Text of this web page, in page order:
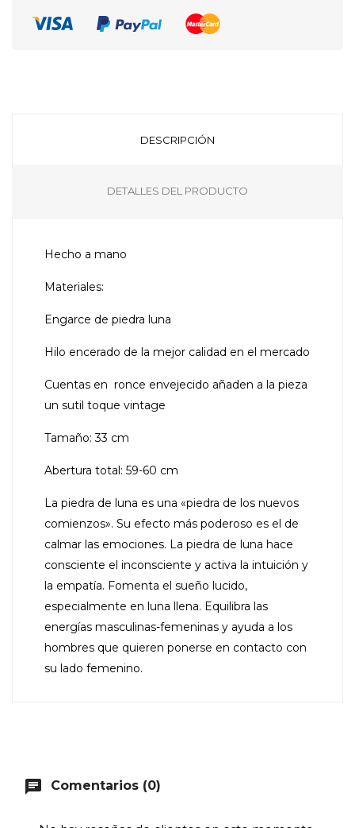
DESCRIPCIÓN
DETALLES DEL PRODUCTO
Hecho a mano
Materiales:
Engarce de piedra luna
Hilo encerado de la mejor calidad en el mercado
Cuentas en ronce envejecido añaden a la pieza
un sutil toque vintage
Tamaño: 33 cm
Abertura total: 59-60 cm
La piedra de luna es una «piedra de los nuevos
comienzos». Su efecto más poderoso es el de
calmar las emociones. La piedra de luna hace
consciente el inconsciente y activa la intuición y
la empatía. Fomenta el sueño lucido,
especialmente en luna llena. Equilibra las
energías masculinas-femeninas y ayuda a los
hombres que quieren ponerse en contacto con
su lado femenino.
chat Comentarios (0)